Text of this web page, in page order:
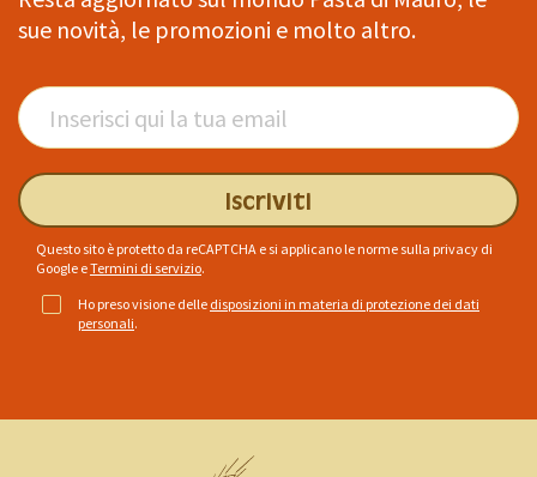
sue novità, le promozioni e molto altro.
Iscriviti
Questo sito è protetto da reCAPTCHA e si applicano le norme sulla privacy di
Google eTermini di servizio.
Ho preso visione delle disposizioni in materia di protezione dei dati
personali.